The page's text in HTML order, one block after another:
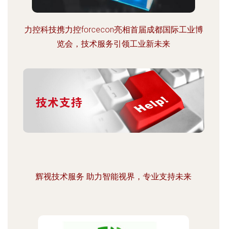
力控科技携力控forcecon亮相首届成都国际工业博
览会，技术服务引领工业新未来
辉视技术服务 助力智能视界，专业支持未来